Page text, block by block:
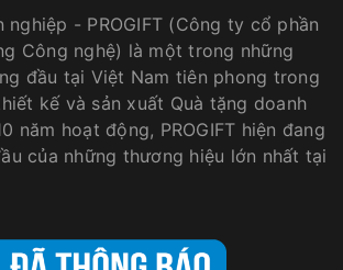
nghiệp - PROGIFT (Công ty cổ phần
Công nghệ) là một trong những
đầu tại Việt Nam tiên phong trong
kế và sản xuất Quà tặng doanh
năm hoạt động, PROGIFT hiện đang
của những thương hiệu lớn nhất tại